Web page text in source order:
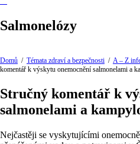
Salmonelózy
Domů / Témata zdraví a bezpečnosti / A – Z
komentář k výskytu onemocnění salmonelami a
Stručný komentář k
salmonelami a
Nejčastěji se vyskytujícími